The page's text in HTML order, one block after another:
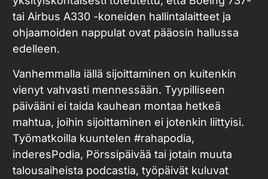
tai Airbus A330 -koneiden hallintalaitteet ja
ohjaamoiden nappulat ovat pääosin hallussa
edelleen.
Vanhemmalla iällä sijoittaminen on kuitenkin
vienyt vahvasti mennessään. Tyypilliseen
päivääni ei taida kauhean montaa hetkeä
mahtua, joihin sijoittaminen ei jotenkin liittyisi.
Työmatkoilla kuuntelen #rahapodia,
inderesPodia, Pörssipäivää tai jotain muuta
talousaiheista podcastia, työpäivät kuluvat